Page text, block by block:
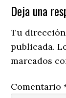
Reader
Deja una
Tu
publicada.
marcados
Comentario